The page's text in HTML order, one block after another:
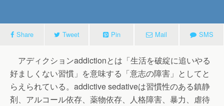
Share Tweet Pin Mail SMS
アディクションaddictionとは「生活を破綻に追いやる
好ましくない習慣」を意味する「意志の障害」としてと
らえられている。addictive sedativeは習慣性のある鎮静
剤、アルコール依存、薬物依存、人格障害、暴力、虐待